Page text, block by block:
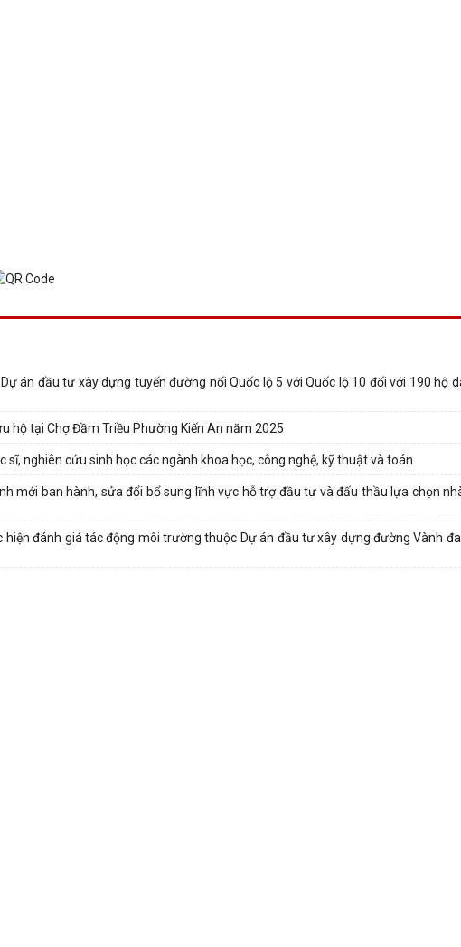
án đầu tư xây dựng tuyến đường nối Quốc lộ 5 với Quốc lộ 10 đối với 190 hộ
hộ tại Chợ Đầm Triều Phường Kiến An năm 2025
sĩ, nghiên cứu sinh học các ngành khoa học, công nghệ, kỹ thuật và toán
mới ban hành, sửa đổi bổ sung lĩnh vực hỗ trợ đầu tư và đấu thầu lựa chọn
đánh giá tác động môi trường thuộc Dự án đầu tư xây dựng đường Vành